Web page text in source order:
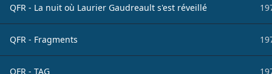
QFR - La nuit où Laurier Gaudreault s'est réveillé
QFR - Fragments
QFR - TAG